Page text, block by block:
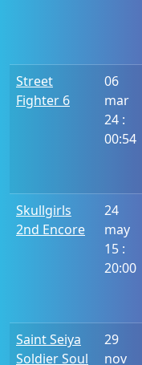
Street
Fighter 6
06
mar
24 :
00:54
Skullgirls
2nd Encore
24
may
15 :
20:00
Saint Seiya
Soldier Soul
29
nov